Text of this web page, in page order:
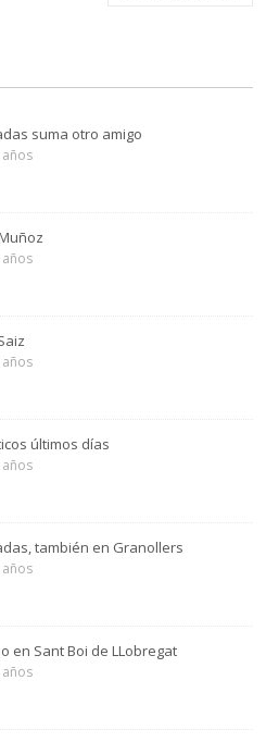
suma otro amigo
años
años
años
últimos días
años
también en Granollers
años
en Sant Boi de LLobregat
años